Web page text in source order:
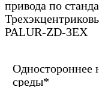
привода по
PALUR-ZD-3EX
Одностороннее
среды*